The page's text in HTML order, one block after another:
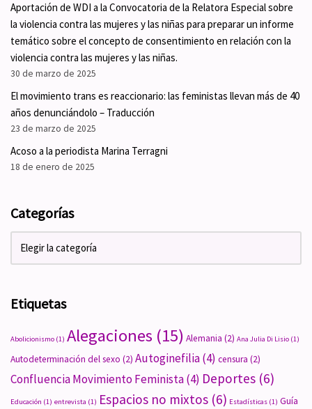
Aportación de WDI a la Convocatoria de la Relatora Especial sobre
la violencia contra las mujeres y las niñas para preparar un informe
temático sobre el concepto de consentimiento en relación con la
violencia contra las mujeres y las niñas.
30 de marzo de 2025
El movimiento trans es reaccionario: las feministas llevan más de 40
años denunciándolo – Traducción
23 de marzo de 2025
Acoso a la periodista Marina Terragni
18 de enero de 2025
Categorías
Etiquetas
Abolicionismo (1) Alegaciones (15) Alemania (2) Ana Julia Di Lisio (1)
Autodeterminación del sexo (2) Autoginefilia(4) censura (2)
Confluencia Movimiento Feminista(4) Deportes (6)
Educación (1) entrevista (1) Espacios no mixtos (6) Estadísticas (1) Guía